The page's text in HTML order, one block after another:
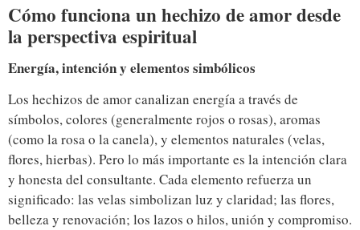
Cómo funciona un hechizo de amor desde
la perspectiva espiritual
Energía, intención y elementos simbólicos
Los hechizos de amor canalizan energía a través de
símbolos, colores (generalmente rojos o rosas), aromas
(como la rosa o la canela), y elementos naturales (velas,
flores, hierbas). Pero lo más importante es la intención clara
y honesta del consultante. Cada elemento refuerza un
significado: las velas simbolizan luz y claridad; las flores,
belleza y renovación; los lazos o hilos, unión y compromiso.